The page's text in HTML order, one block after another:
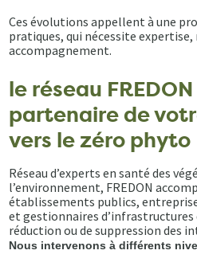
Ces évolutions appellent à une
pratiques, qui nécessite
accompagnement.
le réseau
partenaire de
vers le zéro phyto
Réseau d’experts en santé des
l’environnement, FREDON
établissements publics,
et gestionnaires d’infrastructures
réduction ou de suppression des
Nous intervenons à différents